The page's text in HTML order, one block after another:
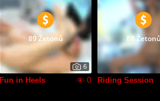
89 Žetonů
6
Fun in Heels 0
88
Riding Session